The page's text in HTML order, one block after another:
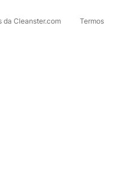
da Cleanster.com Termos